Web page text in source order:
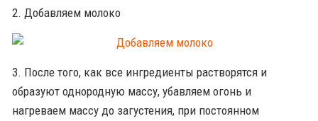
2. Добавляем молоко
3. После того, как все ингредиенты растворятся и
образуют однородную массу, убавляем огонь и
нагреваем массу до загустения, при постоянном